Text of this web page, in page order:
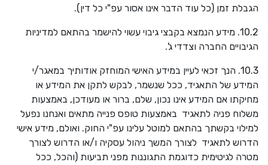
הגבלת זמן (כל עוד הדבר אינו אסור עפ"י כל דין).
10.2. מידע הנמצא בקבצי גיבוי עשוי להישמר בהתאם למדיניות
הגיבויים החברה וצדדי ג'.
10.3. הנך זכאי לעיין במידע האישי המוחזק אודותיך במאגר/י
המידע של התאגיד, ככל שנשמר, לבקש לתקן את המידע או
מחיקתו אם המידע אינו נכון, שלם, ברור או מעודכן, באמצעות
משלוח פניה לתאגיד באמצעות טופס פנייה מתאים ואנחנו נפעל
למילוי בקשתך בהתאם למוטל עלינו עפ"י החוק. ואולם, מידע אישי
הדרוש לתאגיד לצורך המשך ניהול עסקיה ו/או הדרוש לצורך
מטרה לגיטימית כדוגמת התגוננות מפני תביעות (והכל, ככל